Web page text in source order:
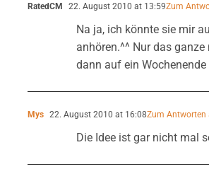
RatedCM 22. August 2010 at 13:59Zum
Na ja, ich könnte sie mir
anhören.^^ Nur das
dann auf ein Wochenende
Mys 22. August 2010 at 16:08Zum Antworten
Die Idee ist gar nicht mal